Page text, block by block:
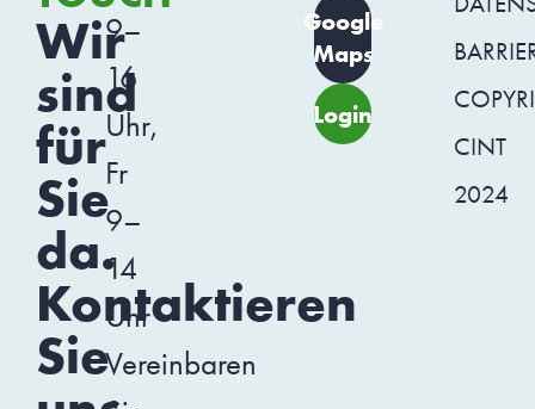
Wir
sind
für
Sie
da.
Kontaktieren
Sie
9–
16
Uhr,
Fr
9–
14
Uhr
Vereinbaren
Google
Maps
Login
CINT
2024